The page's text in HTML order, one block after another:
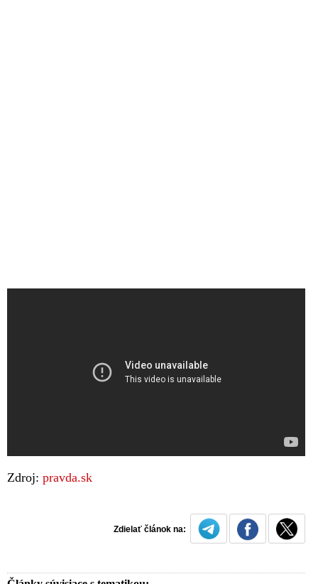
Zdroj: pravda.sk
Zdielať článok na: